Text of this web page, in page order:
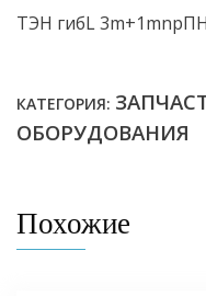
ТЭН гибL
КАТЕГОРИЯ:
ОБОРУДОВАНИЯ
Похожие